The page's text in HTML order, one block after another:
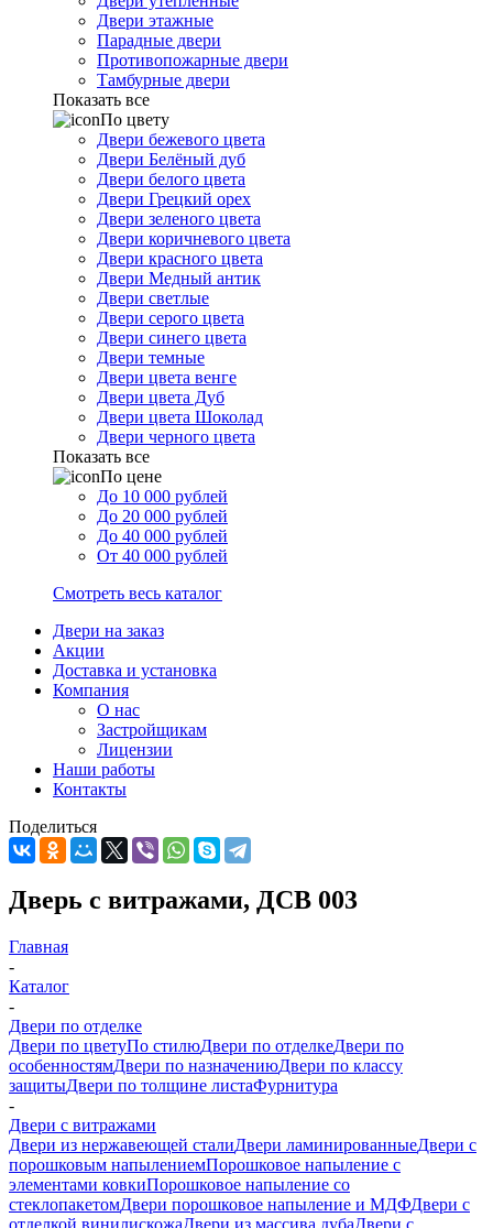
Двери этажные
Парадные двери
Противопожарные двери
Тамбурные двери
Показать все
По цвету
Двери бежевого цвета
Двери Белёный дуб
Двери белого цвета
Двери Грецкий орех
Двери зеленого цвета
Двери коричневого цвета
Двери красного цвета
Двери Медный антик
Двери светлые
Двери серого цвета
Двери синего цвета
Двери темные
Двери цвета венге
Двери цвета Дуб
Двери цвета Шоколад
Двери черного цвета
Показать все
По цене
До 10 000 рублей
До 20 000 рублей
До 40 000 рублей
От 40 000 рублей
Смотреть весь каталог
Двери на заказ
Акции
Доставка и установка
Компания
О нас
Застройщикам
Лицензии
Наши работы
Контакты
Поделиться
Дверь с витражами, ДСВ 003
Главная
-
Каталог
-
Двери по отделке
Двери по цветуПо стилюДвери по отделкеДвери по
особенностямДвери по назначениюДвери по классу
защитыДвери по толщине листаФурнитура
-
Двери с витражами
Двери из нержавеющей сталиДвери ламинированныеДвери с
порошковым напылениемПорошковое напыление с
элементами ковкиПорошковое напыление со
стеклопакетомДвери порошковое напыление и МДФДвери с
отделкой винилискожаДвери из массива дубаДвери с